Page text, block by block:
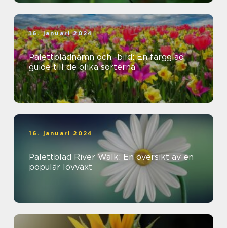
16. januari 2024
Palettbladnamn och -bild: En färgglad
guide till de olika sorterna
16. januari 2024
Palettblad River Walk: En översikt av en
populär lövväxt